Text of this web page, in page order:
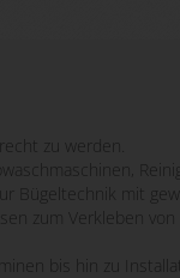
zu werden.
Bügeltechnik mit
zum Verkleben
bis hin zu